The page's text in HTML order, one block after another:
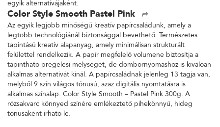
egyik alternatívájaként.
Color Style Smooth Pastel Pink
Az egyik legjobb minőségű kreatív papírcsaládunk, amely a
legtöbb technológiánál biztonsággal bevethető. Természetes
tapintású kreatív alapanyag, amely minimálisan strukturált
felülettel rendelkezik. A papír megfelelő volumene biztosítja a
tapintható prégelési mélységet, de dombornyomáshoz is kiválóan
alkalmas alternatívát kínál. A papírcsaládnak jelenleg 13 tagja van,
melyből 9 szín világos tónusú, azaz digitális nyomtatásra is
alkalmas színalap. Color Style Smooth – Pastel Pink 300g. A
rózsakvarc könnyed színére emlékeztető pihekönnyű, hideg
tónusaként írható le.